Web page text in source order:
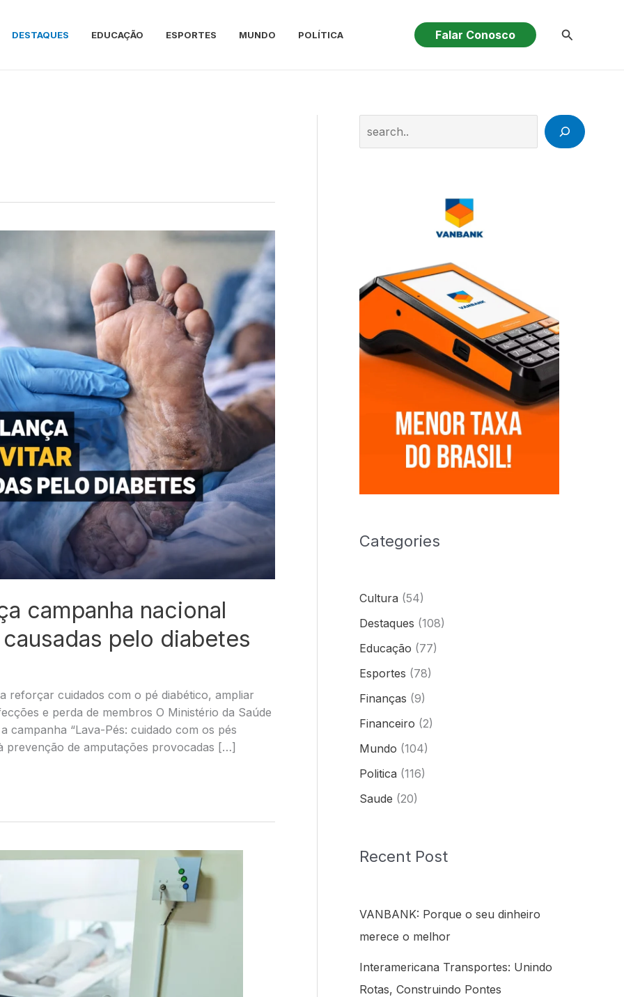
DESTAQUES EDUCAÇÃO ESPORTES MUNDO POLÍTICA Falar Conosco Pesquisar
campanha nacional
pelo diabetes
reforçar cuidados com o pé diabético, ampliar
e perda de membros O Ministério da Saúde
campanha “Lava-Pés: cuidado com os pés
prevenção de amputações provocadas […]
Categories
Cultura (54)
Destaques (108)
Educação (77)
Esportes (78)
Finanças (9)
Financeiro (2)
Mundo (104)
Politica (116)
Saude (20)
Recent Post
VANBANK: Porque o seu dinheiro
merece o melhor
Interamericana Transportes: Unindo
Rotas, Construindo Pontes